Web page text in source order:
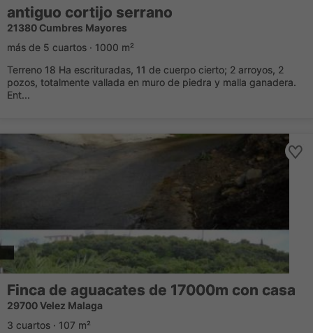
antiguo cortijo serrano
21380 Cumbres Mayores
más de 5 cuartos · 1000 m²
Terreno 18 Ha escrituradas, 11 de cuerpo cierto; 2 arroyos, 2
pozos, totalmente vallada en muro de piedra y malla ganadera.
Ent...
Finca de aguacates de 17000m con casa
29700 Velez Malaga
3 cuartos · 107 m²